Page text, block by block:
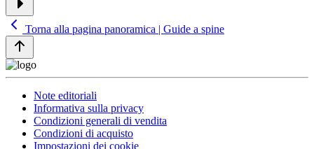
Torna alla pagina panoramica | Guide a spine
Note editoriali
Informativa sulla privacy
Condizioni generali di vendita
Condizioni di acquisto
Impostazioni dei cookie